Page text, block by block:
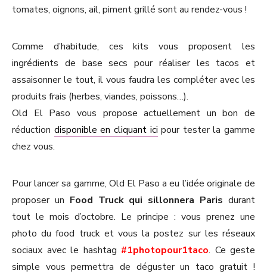
tomates, oignons, ail, piment grillé sont au rendez-vous !
Comme d’habitude, ces kits vous proposent les
ingrédients de base secs pour réaliser les tacos et
assaisonner le tout, il vous faudra les compléter avec les
produits frais (herbes, viandes, poissons…).
Old El Paso vous propose actuellement un bon de
réduction disponible en cliquant ici pour tester la gamme
chez vous.
Pour lancer sa gamme, Old El Paso a eu l’idée originale de
proposer un Food Truck qui sillonnera Paris durant
tout le mois d’octobre. Le principe : vous prenez une
photo du food truck et vous la postez sur les réseaux
sociaux avec le hashtag #1photopour1taco. Ce geste
simple vous permettra de déguster un taco gratuit !